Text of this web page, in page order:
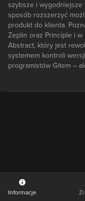
szybsze i wygodniejsze
sposób rozszerzyć
produkt do klienta.
Zeplin oraz Principle i
Abstract, który jest
systemem kontroli
programistów Gitem –
Informacje